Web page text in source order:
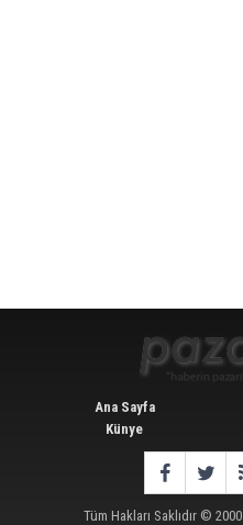
Ana Sayfa
Künye
Tüm Hakları Saklıdır © 2000